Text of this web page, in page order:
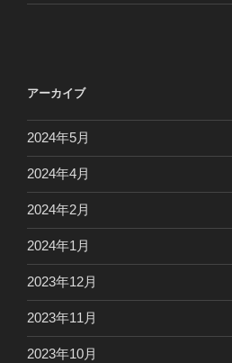
アーカイブ
2024年5月
2024年4月
2024年2月
2024年1月
2023年12月
2023年11月
2023年10月